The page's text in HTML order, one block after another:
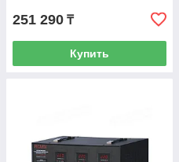
251 290 ₸
Купить